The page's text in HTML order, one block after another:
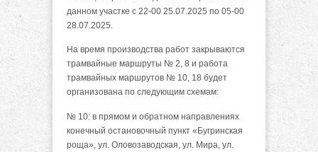
данном участке с 22-00 25.07.2025 по 05-00
28.07.2025.
На время производства работ закрываются
трамвайные маршруты № 2, 8 и работа
трамвайных маршрутов № 10, 18 будет
организована по следующим схемам:
№ 10: в прямом и обратном направлениях
конечный остановочный пункт «Бугринская
роща», ул. Оловозаводская, ул. Мира, yл.